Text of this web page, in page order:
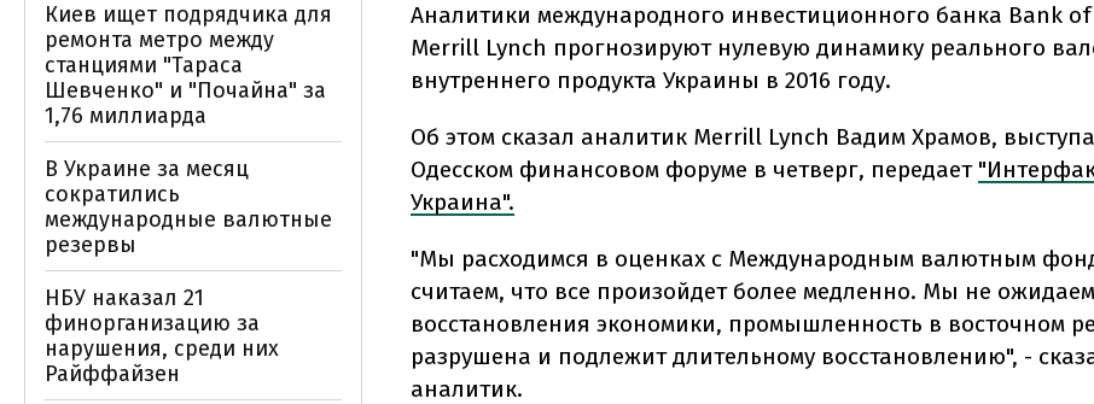
Аналитики международного инвестиционного банка Bank of
Merrill Lynch прогнозируют нулевую динамику реального
внутреннего продукта Украины в 2016 году.
Об этом сказал аналитик Merrill Lynch Вадим Храмов,
Одесском финансовом форуме в четверг, передает
Украина".
"Мы расходимся в оценках с Международным валютным
считаем, что все произойдет более медленно. Мы не
восстановления экономики, промышленность в восточном
разрушена и подлежит длительному восстановлению", -
аналитик.
Киев ищет подрядчика для
ремонта метро между
станциями "Тараса
Шевченко" и "Почайна" за
1,76 миллиарда
В Украине за месяц
сократились
международные валютные
резервы
НБУ наказал 21
финорганизацию за
нарушения, среди них
Райффайзен